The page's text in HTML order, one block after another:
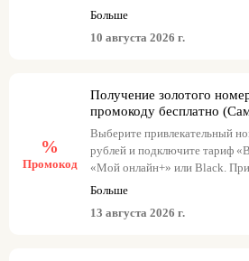
при оформлении заказа -
использования промокода:
Больше
10 августа 2026 г.
%
Промокод
Получение золотого
промокоду бесплатно
Выберите привлекательный
рублей и подключите тариф
«Мой онлайн+» или Black.
заказа введите промокод и
номер бесплатно. Примеры: - goldsamara3 с
Больше
13 августа 2026 г.